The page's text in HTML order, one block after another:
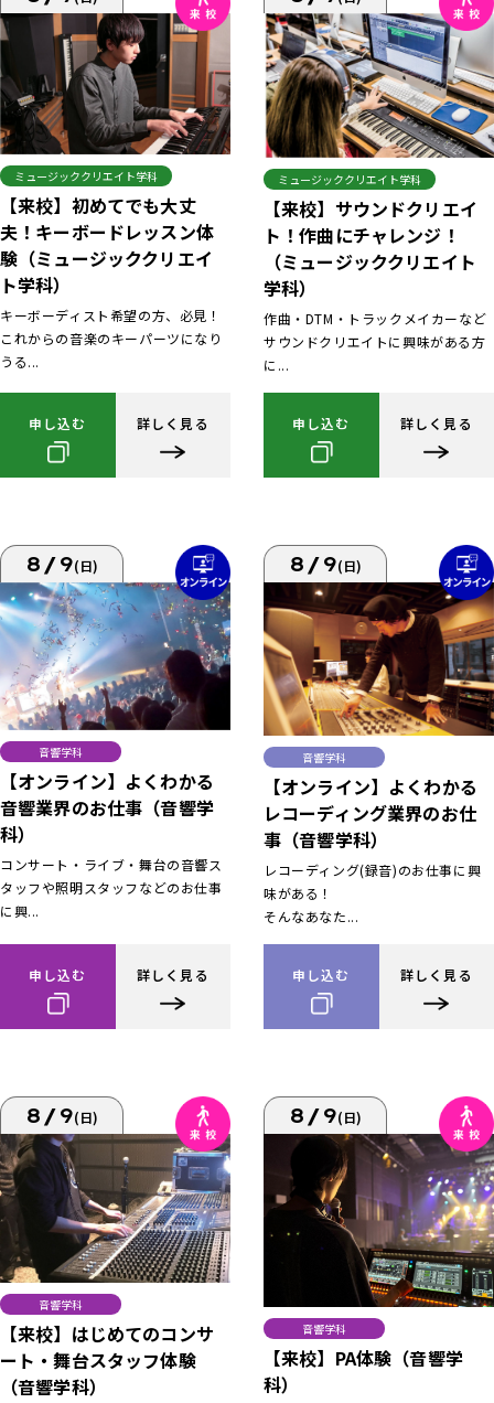
ミュージッククリエイト学科
【来校】初めてでも大丈
夫！キーボードレッスン体
験（ミュージッククリエイ
ト学科）
キーボーディスト希望の方、必見！
これからの音楽のキーパーツになり
うる...
申し込む 詳しく見る
ミュージッククリエイト学科
【来校】サウンドクリエイ
ト！作曲にチャレンジ！
（ミュージッククリエイト
学科）
作曲・DTM・トラックメイカーなど
サウンドクリエイトに興味がある方
に...
申し込む 詳しく見る
8/9(日)
音響学科
【オンライン】よくわかる
音響業界のお仕事（音響学
科）
コンサート・ライブ・舞台の音響ス
タッフや照明スタッフなどのお仕事
に興...
申し込む 詳しく見る
8/9(日)
音響学科
【オンライン】よくわかる
レコーディング業界のお仕
事（音響学科）
レコーディング(録音)のお仕事に興
味がある！
そんなあなた...
申し込む 詳しく見る
8/9(日)
音響学科
【来校】はじめてのコンサ
ート・舞台スタッフ体験
（音響学科）
8/9(日)
音響学科
【来校】PA体験（音響学
科）